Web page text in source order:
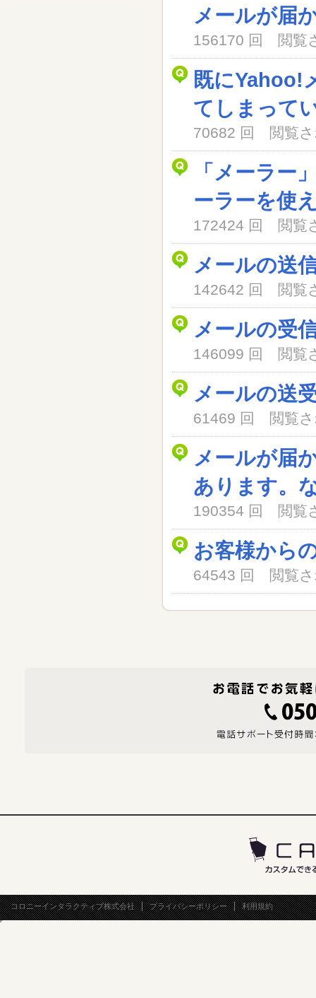
メールが届
156170 回 閲覧
既にYahoo!
てしまって
70682 回 閲覧
「メーラー
ーラーを使
172424 回 閲覧
メールの送
142642 回 閲覧
メールの受
146099 回 閲覧
メールの送
61469 回 閲覧
メールが届
あります。
190354 回 閲覧
お客様から
64543 回 閲覧
コロニーインタラクティブ株式会社 プライバシーポリシー 利用規約